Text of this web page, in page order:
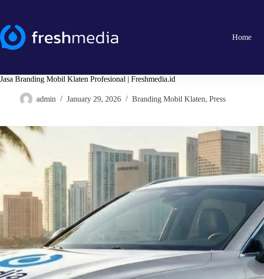
Home
Jasa Branding Mobil Klaten Profesional | Freshmedia.id
admin January 29, 2026 Branding Mobil Klaten, Press